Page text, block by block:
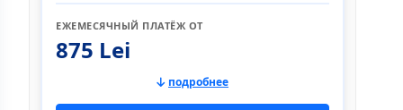
ЕЖЕМЕСЯЧНЫЙ ПЛАТЁЖ ОТ
875 Lei
подробнее